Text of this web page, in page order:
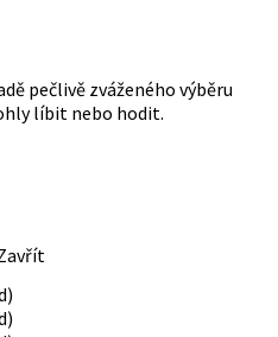
pečlivě zváženého výběru
líbit nebo hodit.